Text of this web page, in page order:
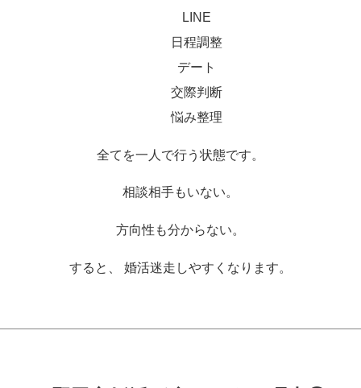
LINE
日程調整
デート
交際判断
悩み整理
全てを一人で行う状態です。
相談相手もいない。
方向性も分からない。
すると、 婚活迷走しやすくなります。